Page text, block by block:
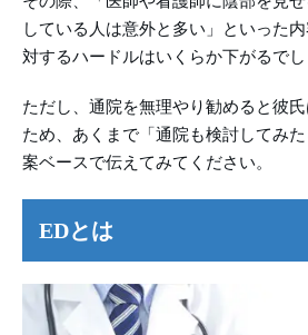
している人は意外と多い」といった
対するハードルはいくらか下がるでし
ただし、通院を無理やり勧めると彼
ため、あくまで「通院も検討してみ
案ベースで伝えてみてください。
EDとは